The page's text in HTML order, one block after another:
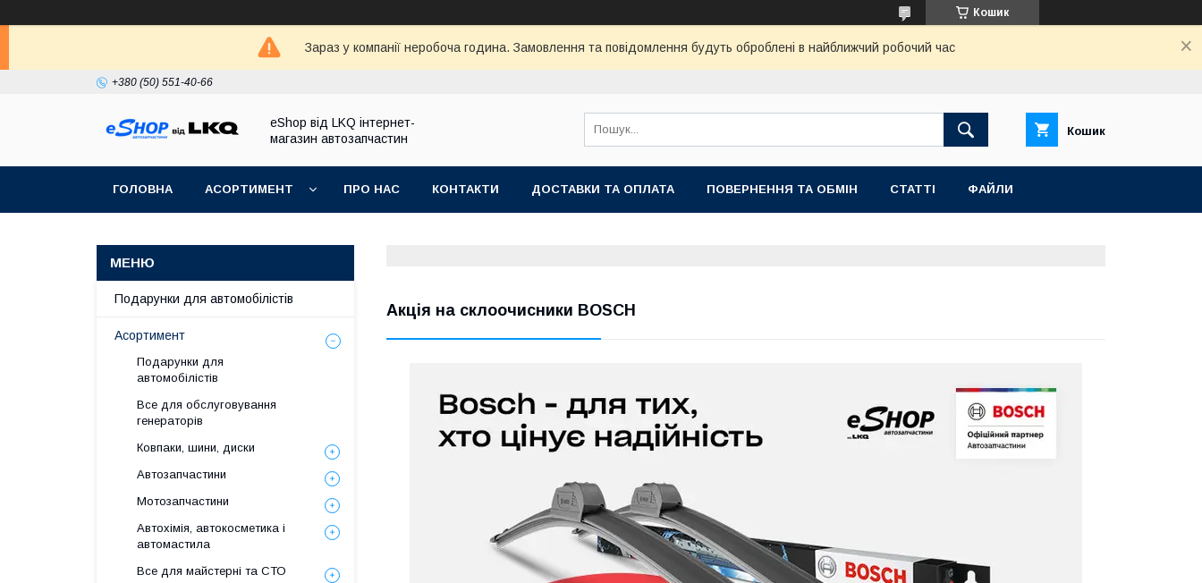
Кошик
Зараз у компанії неробоча година. Замовлення та повідомлення будуть оброблені в найближчий робочий час
+380 (50) 551-40-66
eShop від LKQ інтернет-
магазин автозапчастин
Кошик
ГОЛОВНА АСОРТИМЕНТ ПРО НАС КОНТАКТИ ДОСТАВКИ ТА ОПЛАТА ПОВЕРНЕННЯ ТА ОБМІН СТАТТІ ФАЙЛИ
Акція на склоочисники BOSCH
Подарунки для автомобілістів
Асортимент
Подарунки для
автомобілістів
Все для обслуговування
генераторів
Ковпаки, шини, диски
Автозапчастини
Мотозапчастини
Автохімія, автокосметика і
автомастила
Все для майстерні та СТО